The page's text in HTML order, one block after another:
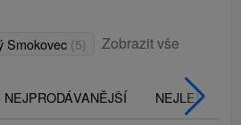
Smokovec (5) Zobrazit vše
NEJPRODÁVANĚJŠÍ NEJLEVNĚJŠÍ